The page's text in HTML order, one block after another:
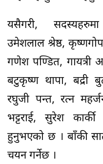
यसैगरी,
उमेशलाल श्रेष्ठ,
गणेश पण्डित, गायत्री
बटुकृष्ण थापा, बद्री
रघुजी पन्त, रत्न
भट्टराई, सुरेश
हुनुभएको छ । बाँकी
चयन गर्नेछ ।